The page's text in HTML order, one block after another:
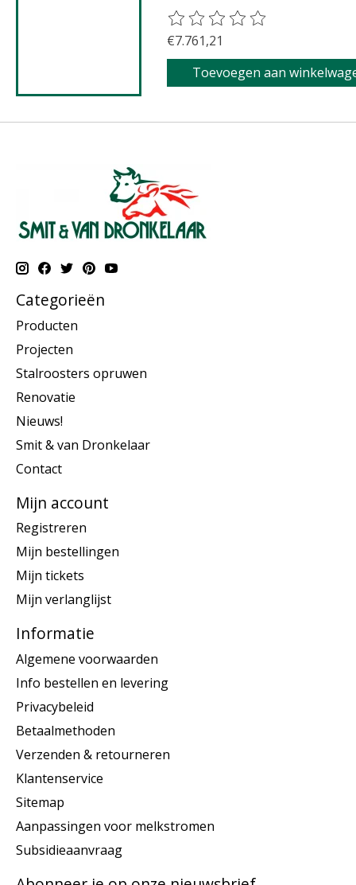
De beoordeling van dit
€7.761,21
Toevoegen aan
Categorieën
Producten
Projecten
Stalroosters opruwen
Renovatie
Nieuws!
Smit & van Dronkelaar
Contact
Mijn account
Registreren
Mijn bestellingen
Mijn tickets
Mijn verlanglijst
Informatie
Algemene voorwaarden
Info bestellen en levering
Privacybeleid
Betaalmethoden
Verzenden & retourneren
Klantenservice
Sitemap
Aanpassingen voor melkstromen
Subsidieaanvraag